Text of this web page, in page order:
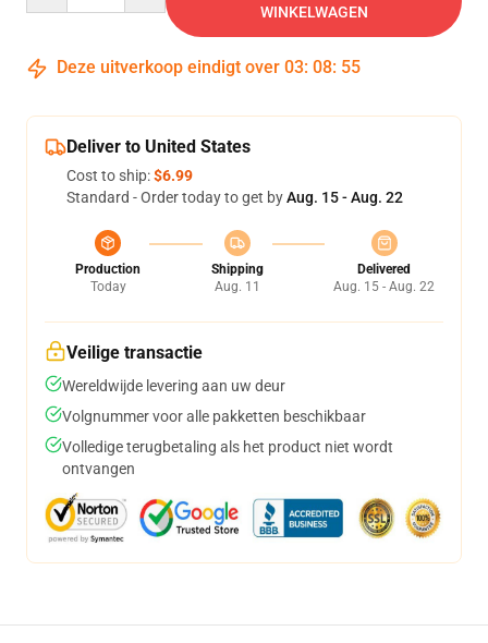
WINKELWAGEN
Deze uitverkoop eindigt over 03: 08: 55
Deliver to United States
Cost to ship:$6.99
Standard - Order today to get byAug. 15 - Aug. 22
Production
Today
Shipping
Aug. 11
Delivered
Aug. 15 - Aug. 22
Veilige transactie
Wereldwijde levering aan uw deur
Volgnummer voor alle pakketten beschikbaar
Volledige terugbetaling als het product niet wordt
ontvangen